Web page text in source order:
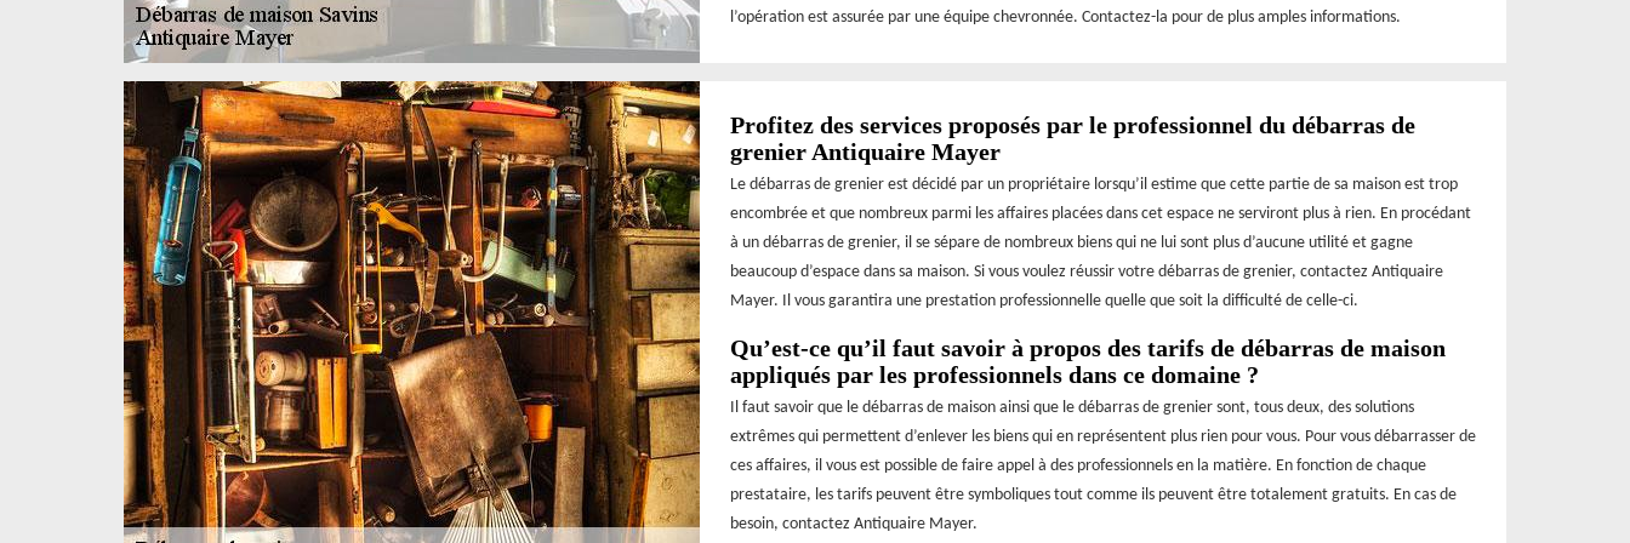
l’opération est assurée par une équipe chevronnée. Contactez-la pour de plus amples informations.
Profitez des services proposés par le professionnel du débarras de
grenier Antiquaire Mayer
Le débarras de grenier est décidé par un propriétaire lorsqu’il estime que cette partie de sa maison est trop
encombrée et que nombreux parmi les affaires placées dans cet espace ne serviront plus à rien. En procédant
à un débarras de grenier, il se sépare de nombreux biens qui ne lui sont plus d’aucune utilité et gagne
beaucoup d’espace dans sa maison. Si vous voulez réussir votre débarras de grenier, contactez Antiquaire
Mayer. Il vous garantira une prestation professionnelle quelle que soit la difficulté de celle-ci.
Qu’est-ce qu’il faut savoir à propos des tarifs de débarras de maison
appliqués par les professionnels dans ce domaine ?
Il faut savoir que le débarras de maison ainsi que le débarras de grenier sont, tous deux, des solutions
extrêmes qui permettent d’enlever les biens qui en représentent plus rien pour vous. Pour vous débarrasser de
ces affaires, il vous est possible de faire appel à des professionnels en la matière. En fonction de chaque
prestataire, les tarifs peuvent être symboliques tout comme ils peuvent être totalement gratuits. En cas de
besoin, contactez Antiquaire Mayer.